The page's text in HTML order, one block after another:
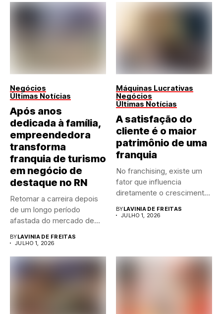
Negócios
Últimas Notícias
Após anos
dedicada à família,
empreendedora
transforma
franquia de turismo
em negócio de
destaque no RN
Retomar a carreira depois
de um longo período
afastada do mercado de...
BYLAVINIA DE FREITAS
JULHO 1, 2026
Máquinas Lucrativas
Negócios
Últimas Notícias
A satisfação do
cliente é o maior
patrimônio de uma
franquia
No franchising, existe um
fator que influencia
diretamente o crescimento
BYLAVINIA DE FREITAS
JULHO 1, 2026